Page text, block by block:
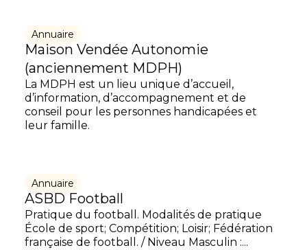
Annuaire
Maison Vendée Autonomie
(anciennement MDPH)
La MDPH est un lieu unique d’accueil,
d’information, d’accompagnement et de
conseil pour les personnes handicapées et
leur famille.
Annuaire
ASBD Football
Pratique du football. Modalités de pratique
École de sport; Compétition; Loisir; Fédération
française de football. / Niveau Masculin :...